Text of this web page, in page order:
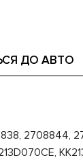
ДО АВТО
2708844,